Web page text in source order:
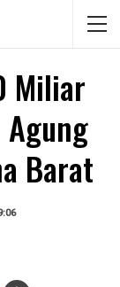
Miliar
Barat